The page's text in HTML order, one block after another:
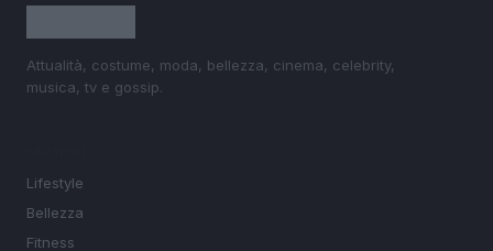
Attualità, costume, moda, bellezza, cinema, celebrity,
musica, tv e gossip.
Lifestyle
Bellezza
Fitness